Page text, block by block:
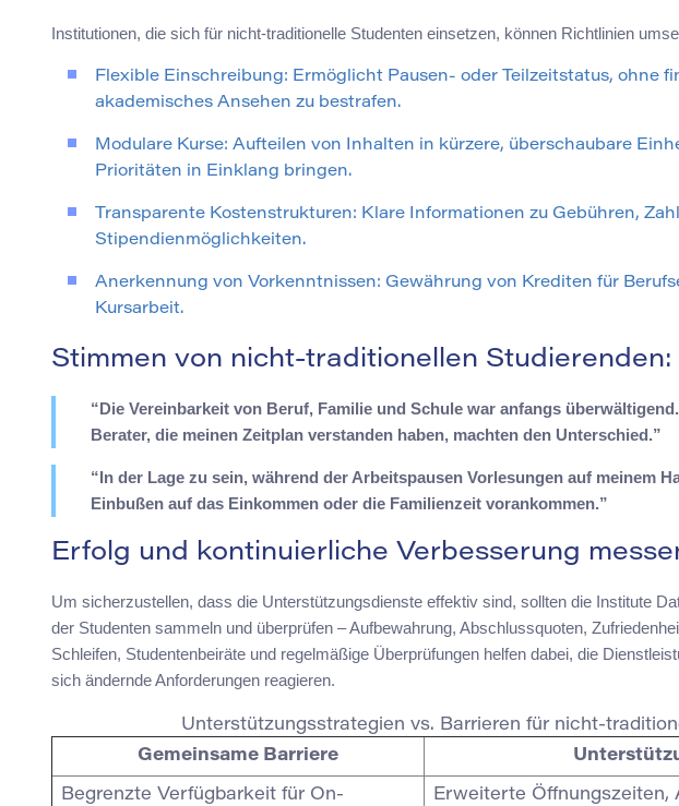
Institutionen, die sich für nicht-traditionelle Studenten einsetzen, können Richtlinien
Flexible Einschreibung: Ermöglicht Pausen- oder Teilzeitstatus, ohne
akademisches Ansehen zu bestrafen.
Modulare Kurse: Aufteilen von Inhalten in kürzere, überschaubare
Prioritäten in Einklang bringen.
Transparente Kostenstrukturen: Klare Informationen zu Gebühren,
Stipendienmöglichkeiten.
Anerkennung von Vorkenntnissen: Gewährung von Krediten für
Kursarbeit.
Stimmen von nicht-traditionellen
“Die Vereinbarkeit von Beruf, Familie und Schule war anfangs
Berater, die meinen Zeitplan verstanden haben, machten den Unterschied.”
“In der Lage zu sein, während der Arbeitspausen Vorlesungen auf meinem
Einbußen auf das Einkommen oder die Familienzeit vorankommen.”
Erfolg und kontinuierliche Verbesserung
Um sicherzustellen, dass die Unterstützungsdienste effektiv sind, sollten die Institute
der Studenten sammeln und überprüfen – Aufbewahrung, Abschlussquoten,
Schleifen, Studentenbeiräte und regelmäßige Überprüfungen helfen dabei, die
sich ändernde Anforderungen reagieren.
Unterstützungsstrategien vs. Barrieren für nicht-
Gemeinsame Barriere
Begrenzte Verfügbarkeit für On-
Erweiterte Öffnungszeiten,